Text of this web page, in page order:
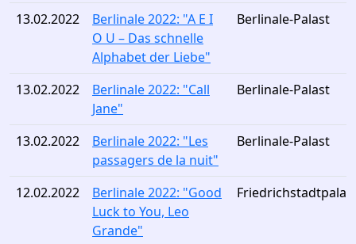
13.02.2022
Berlinale 2022: "A E I
O U – Das schnelle
Alphabet der Liebe"
Berlinale-Palast
13.02.2022
Berlinale 2022: "Call
Jane"
Berlinale-Palast
13.02.2022
Berlinale 2022: "Les
passagers de la nuit"
Berlinale-Palast
12.02.2022
Berlinale 2022: "Good
Luck to You, Leo
Grande"